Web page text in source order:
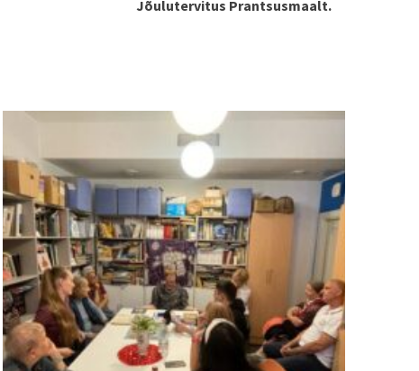
Jõulutervitus Prantsusmaalt.